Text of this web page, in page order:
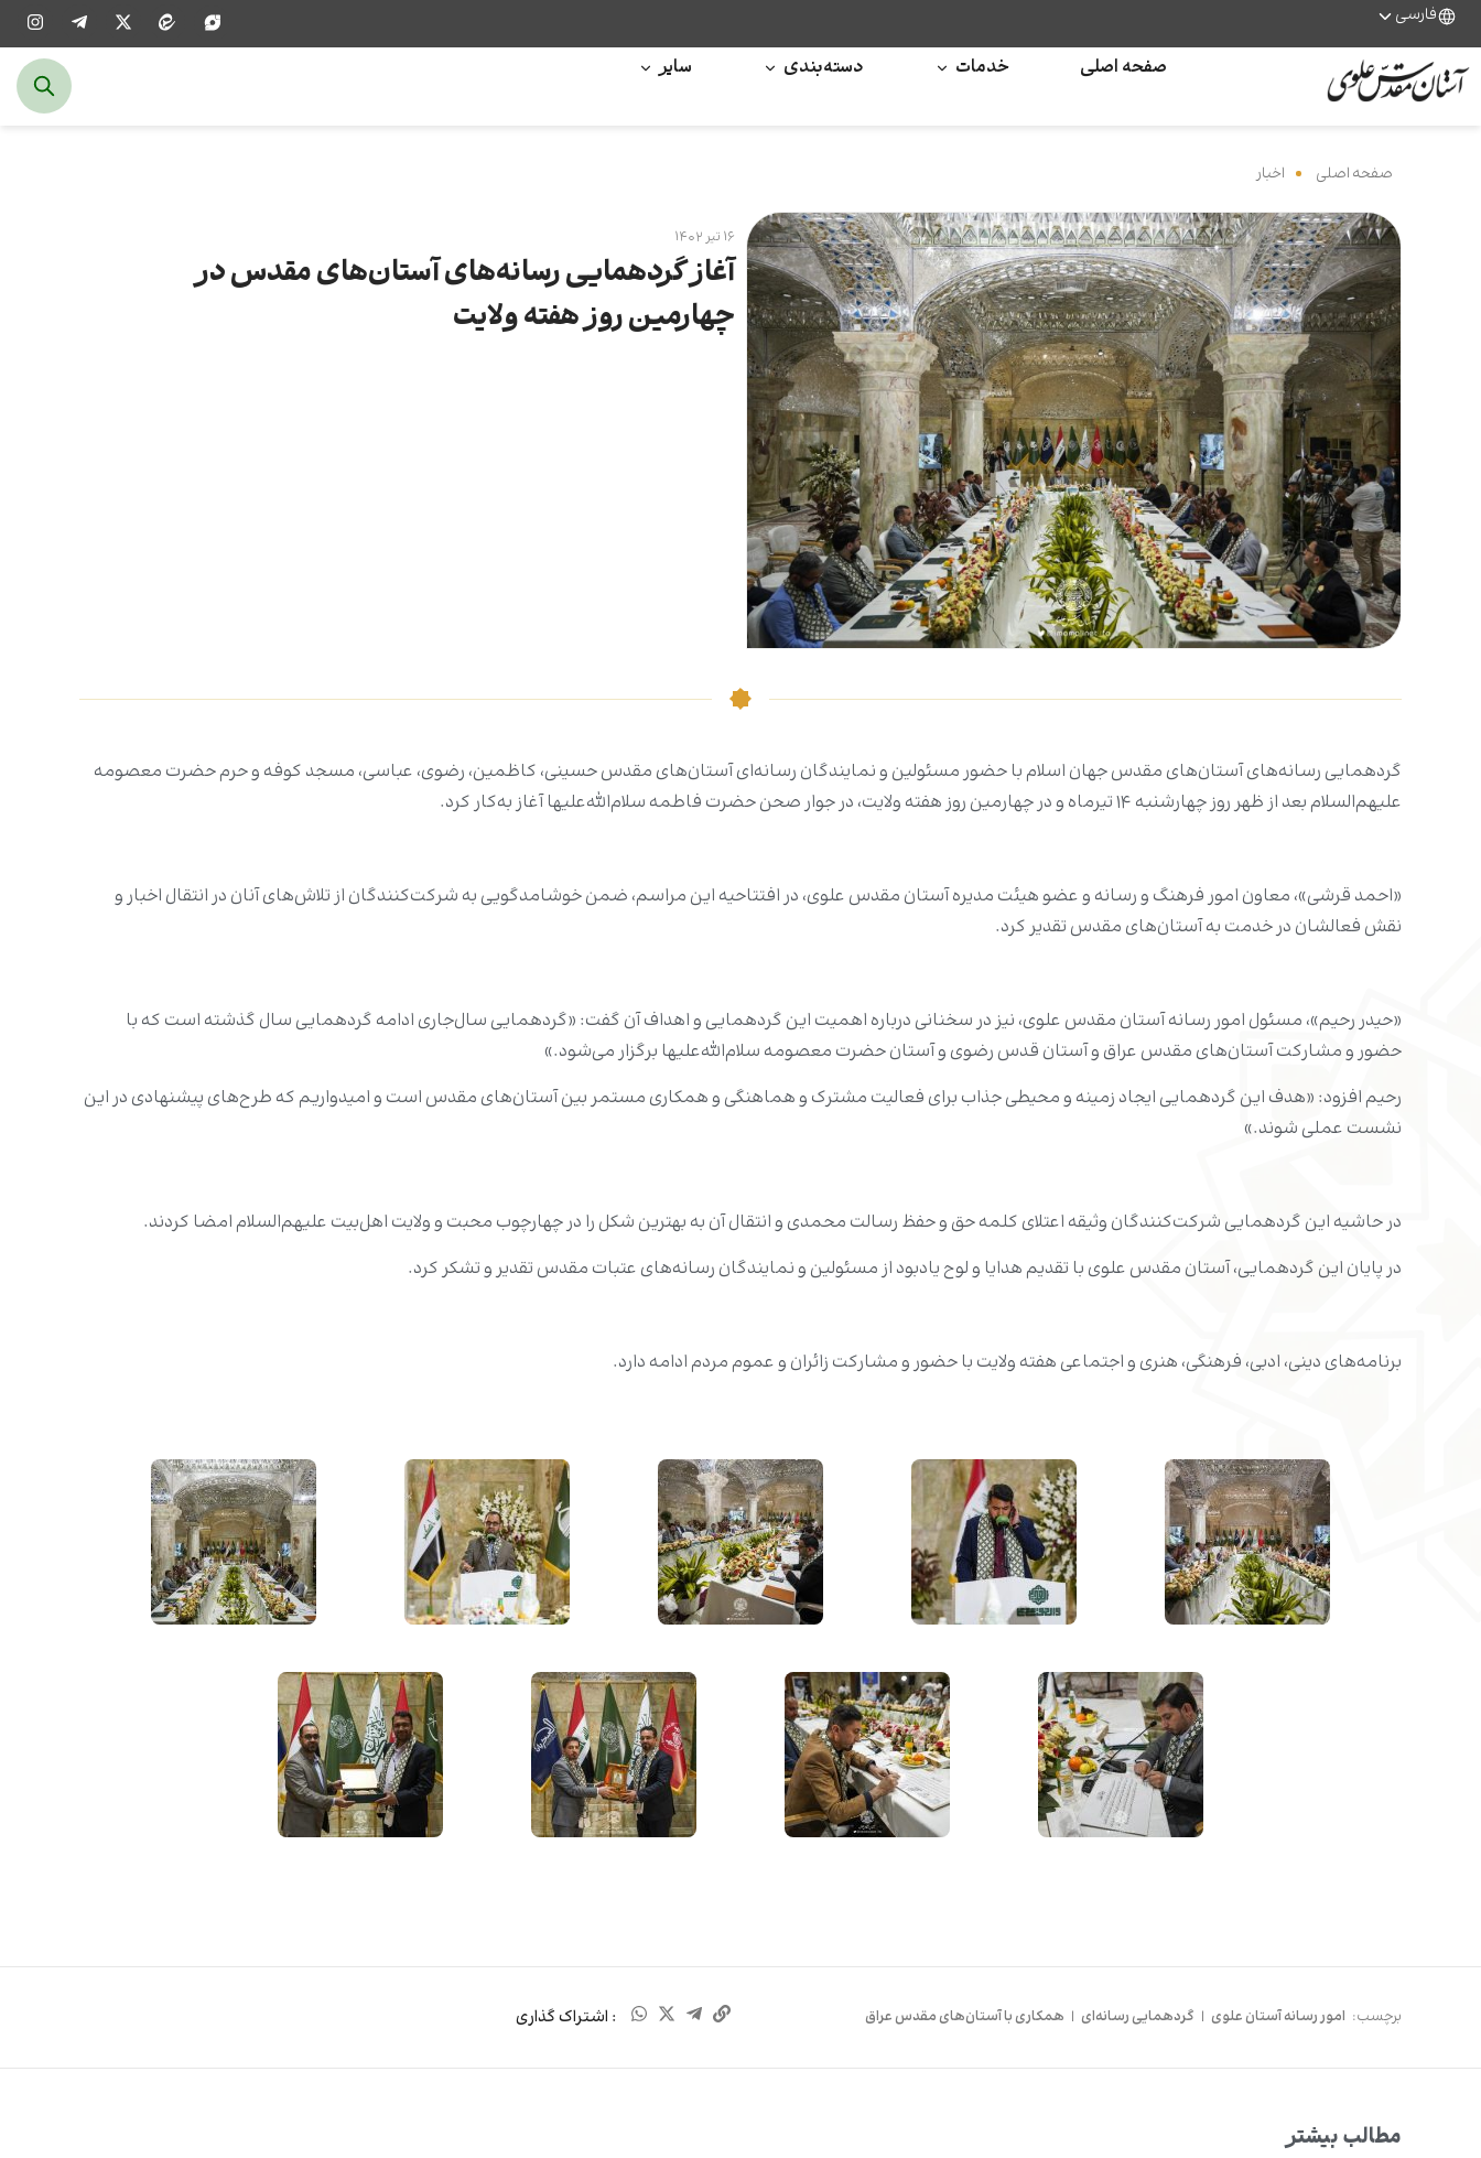
فارسی
صفحه اصلی خدمات دسته‌بندی سایر
صفحه اصلی اخبار
۱۶ تیر ۱۴۰۲
آغاز گردهمایی رسانه‌های آستان‌های مقدس در
چهارمین روز هفته ولایت
گردهمایی رسانه‌های آستان‌های مقدس جهان اسلام با حضور مسئولین و نمایندگان رسانه‌ای آستان‌های مقدس حسینی، کاظمین، رضوی، عباسی، مسجد کوفه و حرم حضرت معصومه
علیهم‌السلام بعد از ظهر روز چهارشنبه ۱۴ تیرماه و در چهارمین روز هفته ولایت، در جوار صحن حضرت فاطمه سلام‌الله‌علیها آغاز به‌کار کرد.
«احمد قرشی»، معاون امور فرهنگ و رسانه و عضو هیئت مدیره آستان مقدس علوی، در افتتاحیه این مراسم، ضمن خوشامدگویی به شرکت‌کنندگان از تلاش‌های آنان در انتقال اخبار و
نقش فعالشان در خدمت به آستان‌های مقدس تقدیر کرد.
«حیدر رحیم»، مسئول امور رسانه آستان مقدس علوی، نیز در سخنانی درباره اهمیت این گردهمایی و اهداف آن گفت: «گردهمایی سال‌جاری ادامه گردهمایی سال گذشته است که با
حضور و مشارکت آستان‌های مقدس عراق و آستان قدس رضوی و آستان حضرت معصومه سلام‌الله‌علیها برگزار می‌شود.»
رحیم افزود: «هدف این گردهمایی ایجاد زمینه و محیطی جذاب برای فعالیت مشترک و هماهنگی و همکاری مستمر بین آستان‌های مقدس است و امیدواریم که طرح‌های پیشنهادی در این
نشست عملی شوند.»
در حاشیه این گردهمایی شرکت‌کنندگان وثیقه اعتلای کلمه حق و حفظ رسالت محمدی و انتقال آن به بهترین شکل را در چهارچوب محبت و ولایت اهل‌بیت علیهم‌السلام امضا کردند.
در پایان این گردهمایی، آستان مقدس علوی با تقدیم هدایا و لوح یادبود از مسئولین و نمایندگان رسانه‌های عتبات مقدس تقدیر و تشکر کرد.
برنامه‌های دینی، ادبی، فرهنگی، هنری و اجتماعی هفته ولایت با حضور و مشارکت زائران و عموم مردم ادامه دارد.
برچسب: امور رسانه آستان علوی | گردهمایی رسانه‌ای | همکاری با آستان‌های مقدس عراق : اشتراک گذاری
مطالب بیشتر